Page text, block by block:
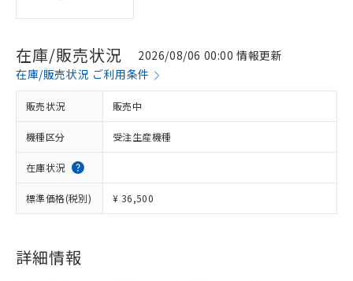
在庫/販売状況
2026/08/06 00:00 情報更新
在庫/販売状況 ご利用条件
販売状況 販売中
機種区分 受注生産機種
在庫状況
標準価格(税別) ¥ 36,500
詳細情報